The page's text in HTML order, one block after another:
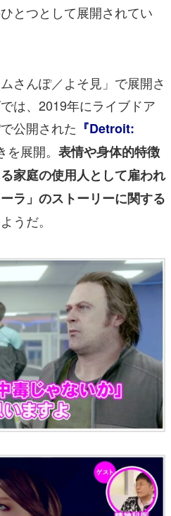
とつとして展開されてい
さんぽ／よそ見」で展開さ
は、 2019年にライブドア
公開された 『Detroit:
を展開。 表情や身体的特徴
家庭の使用人として雇われ
ラ」のストーリーに関する
うだ。